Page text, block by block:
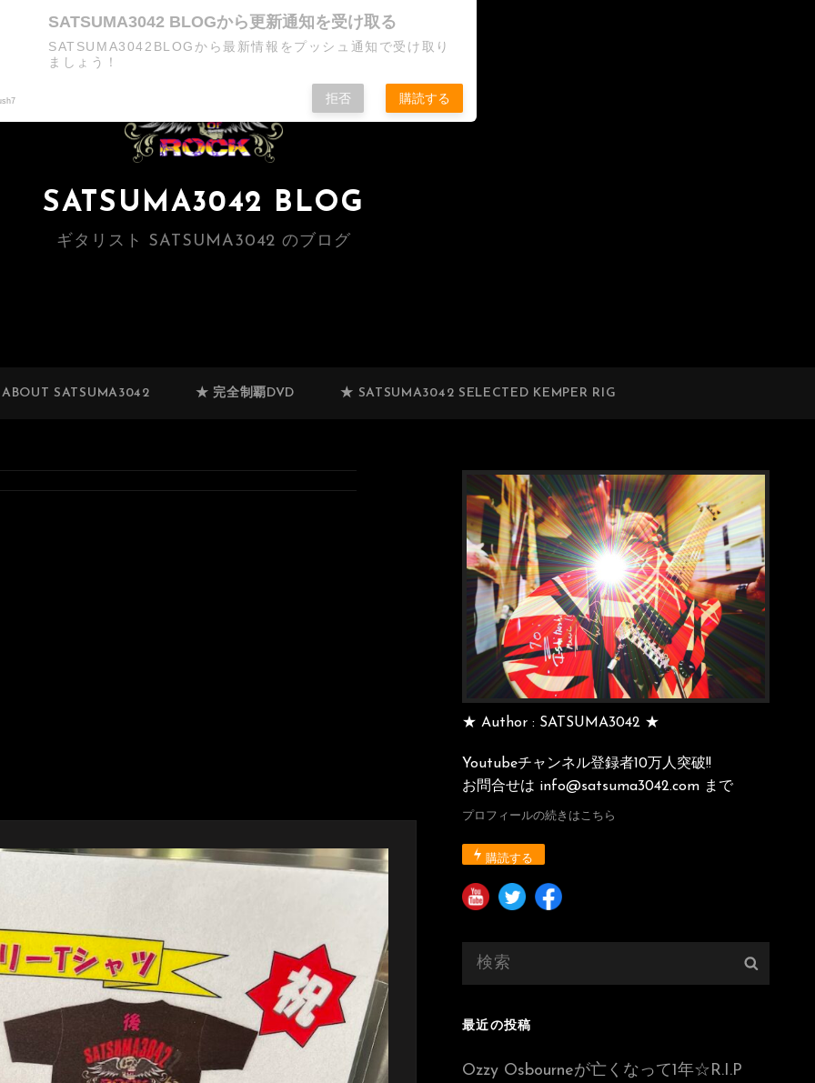
SATSUMA3042 BLOG
ギタリスト SATSUMA3042 のブログ
SATSUMA3042 ★ 完全制覇DVD ★ SATSUMA3042 SELECTED KEMPER RIG
★ Author : SATSUMA3042 ★
Youtubeチャンネル登録者10万人突破!!
お問合せは info@satsuma3042.com まで
プロフィールの続きはこちら
購読する
索
最近の投稿
Ozzy Osbourneが亡くなって1年☆R.I.P
SATSUMA3042 BLOGから更新通知を受け取る
SATSUMA3042BLOGから最新情報をプッシュ通知で受け取り
ましょう！
拒否 購読する